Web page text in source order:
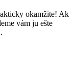
okamžite! Ak
vám ju ešte